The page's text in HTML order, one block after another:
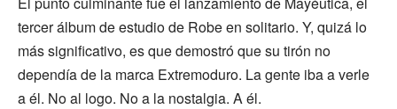
tercer álbum de estudio de Robe en solitario. Y, quizá lo
más significativo, es que demostró que su tirón no
dependía de la marca Extremoduro. La gente iba a verle
a él. No al logo. No a la nostalgia. A él.